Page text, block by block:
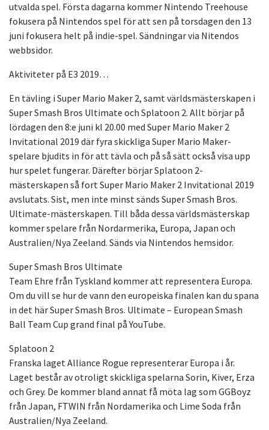
utvalda spel. Första dagarna kommer Nintendo Treehouse
fokusera på Nintendos spel för att sen på torsdagen den 13
juni fokusera helt på indie-spel. Sändningar via Nitendos
webbsidor.
Aktiviteter på E3 2019…
En tävling i Super Mario Maker 2, samt världsmästerskapen i
Super Smash Bros Ultimate och Splatoon 2. Allt börjar på
lördagen den 8:e juni kl 20.00 med Super Mario Maker 2
Invitational 2019 där fyra skickliga Super Mario Maker-
spelare bjudits in för att tävla och på så sätt också visa upp
hur spelet fungerar. Därefter börjar Splatoon 2-
mästerskapen så fort Super Mario Maker 2 Invitational 2019
avslutats. Sist, men inte minst sänds Super Smash Bros.
Ultimate-mästerskapen. Till båda dessa världsmästerskap
kommer spelare från Nordarmerika, Europa, Japan och
Australien/Nya Zeeland. Sänds via Nintendos hemsidor.
Super Smash Bros Ultimate
Team Ehre från Tyskland kommer att representera Europa.
Om du vill se hur de vann den europeiska finalen kan du spana
in det här Super Smash Bros. Ultimate – European Smash
Ball Team Cup grand final på YouTube.
Splatoon 2
Franska laget Alliance Rogue representerar Europa i år.
Laget består av otroligt skickliga spelarna Sorin, Kiver, Erza
och Grey. De kommer bland annat få möta lag som GGBoyz
från Japan, FTWIN från Nordamerika och Lime Soda från
Australien/Nya Zeeland.